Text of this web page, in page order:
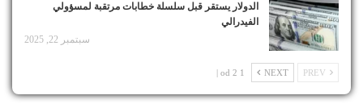
الدولار يستقر قبل سلسلة خطابات مرتقبة لمسؤولي
الفيدرالي
سبتمبر 22, 2025
NEXT
1 od 2 |